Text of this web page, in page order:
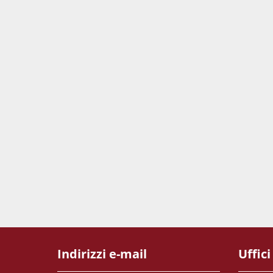
Indirizzi e-mail Uffici